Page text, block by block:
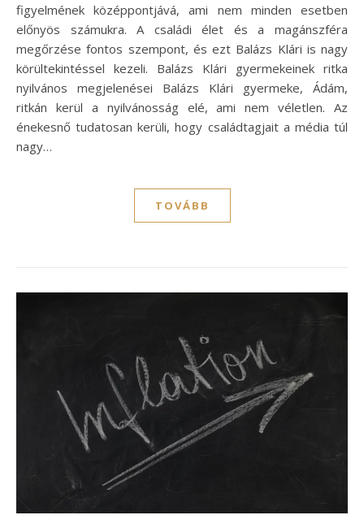
figyelmének középpontjává, ami nem minden esetben
előnyös számukra. A családi élet és a magánszféra
megőrzése fontos szempont, és ezt Balázs Klári is nagy
körültekintéssel kezeli. Balázs Klári gyermekeinek ritka
nyilvános megjelenései Balázs Klári gyermeke, Ádám,
ritkán kerül a nyilvánosság elé, ami nem véletlen. Az
énekesnő tudatosan kerüli, hogy családtagjait a média túl
nagy…
TOVÁBB